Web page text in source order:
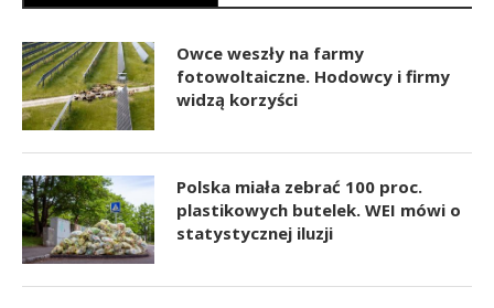
Owce weszły na farmy
fotowoltaiczne. Hodowcy i firmy
widzą korzyści
Polska miała zebrać 100 proc.
plastikowych butelek. WEI mówi o
statystycznej iluzji